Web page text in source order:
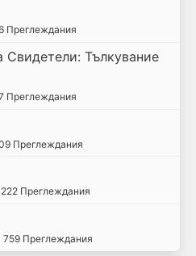
Преглеждания
Свидетели: Тълкувание
Преглеждания
Преглеждания
Преглеждания
759 Преглеждания